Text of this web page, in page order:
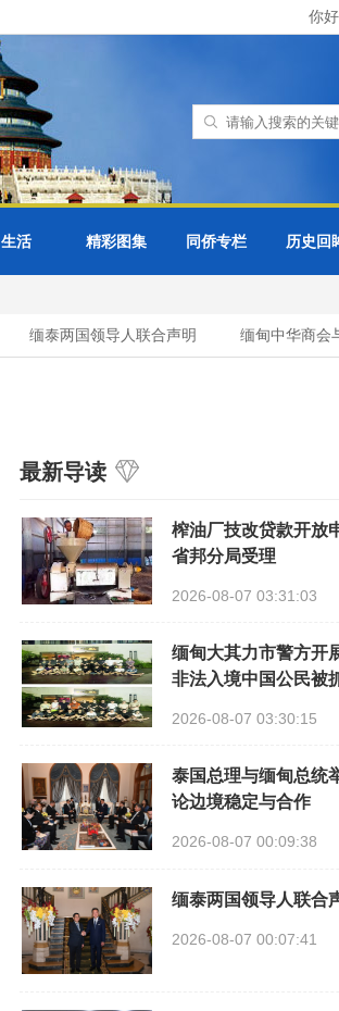
你
生活 精彩图集 同侨专栏 历史回
缅泰两国领导人联合声明 缅甸中华商会
最新导读
榨油厂技改贷款开放
省邦分局受理
2026-08-07 03:31:03
缅甸大其力市警方开
非法入境中国公民被
2026-08-07 03:30:15
泰国总理与缅甸总统
论边境稳定与合作
2026-08-07 00:09:38
缅泰两国领导人联合
2026-08-07 00:07:41